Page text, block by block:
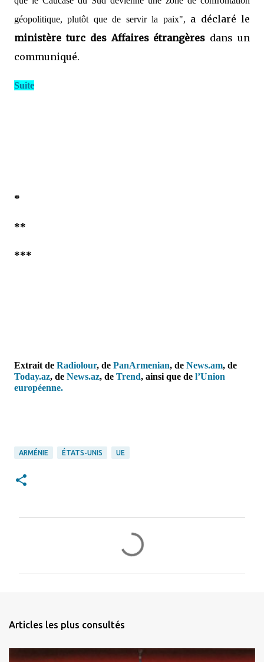
géopolitique, plutôt que de servir la paix", a déclaré le
ministère turc des Affaires étrangères dans un
communiqué.
Suite
*
**
***
Extrait de Radiolour, de PanArmenian, de News.am, de
Today.az, de News.az, de Trend, ainsi que de l’Union
européenne.
ARMÉNIE ÉTATS-UNIS UE
n
Articles les plus consultés